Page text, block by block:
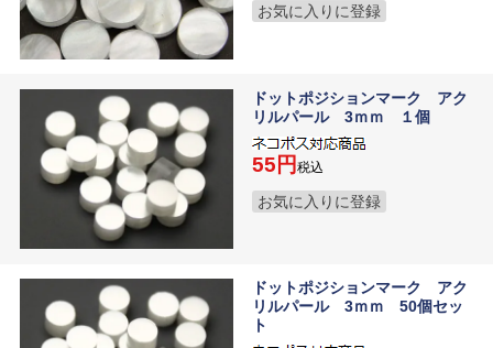
お気に入りに登録
ドットポジションマーク アク
リルパール 3ｍｍ １個
55 税込
お気に入りに登録
ドットポジションマーク アク
リルパール 3ｍｍ 50個セッ
ト